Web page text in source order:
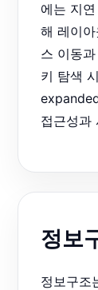
에는 지
해 레이
스 이동
키 탐색
접근성과
정보
정보구조